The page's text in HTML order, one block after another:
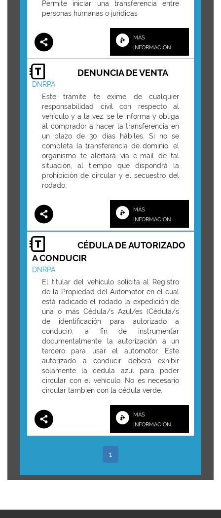
Permite iniciar una transferencia entre
personas humanas o jurídicas
MÁS
INFORMACIÓN
DENUNCIA DE VENTA
DNRPA
Este trámite te exime de cualquier
responsabilidad civil con respecto al
vehículo y a la vez, se le informa y obliga
al comprador a hacer la transferencia en
un plazo de 30 días hábiles. Si no se
completa la transferencia de dominio, el
organismo te alertará vía e-mail de tal
situación, al tiempo que dispondrá la
prohibición de circular y el secuestro del
rodado.
MÁS
INFORMACIÓN
CÉDULA DE AUTORIZADO
A CONDUCIR
DNRPA
El titular del vehículo solicita al Registro
de la Propiedad del Automotor en el cual
está radicado el rodado la expedición de
una o más Cédula/s Azul/es (Cédula/s
de identificación para autorizado a
conducir), a fin de instrumentar
documentalmente la autorización a un
tercero para usar el automotor. Este
autorizado a conducir deberá exhibir
solamente la cédula azul para poder
circular con el vehículo. No es necesario
circular también con la cédula verde.
MÁS
INFORMACIÓN
1